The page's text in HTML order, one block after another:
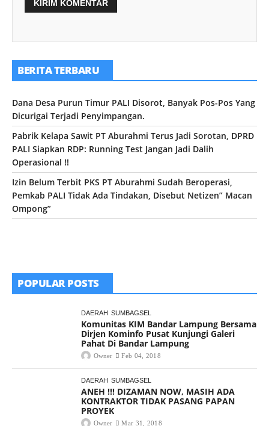
BERITA TERBARU
Dana Desa Purun Timur PALI Disorot, Banyak Pos-Pos Yang
Dicurigai Terjadi Penyimpangan.
Pabrik Kelapa Sawit PT Aburahmi Terus Jadi Sorotan, DPRD
PALI Siapkan RDP: Running Test Jangan Jadi Dalih
Operasional !!
Izin Belum Terbit PKS PT Aburahmi Sudah Beroperasi,
Pemkab PALI Tidak Ada Tindakan, Disebut Netizen” Macan
Ompong”
POPULAR POSTS
DAERAH SUMBAGSEL
Komunitas KIM Bandar Lampung Bersama
Dirjen Kominfo Pusat Kunjungi Galeri
Pahat Di Bandar Lampung
Owner Feb 04, 2018
DAERAH SUMBAGSEL
ANEH !!! DIZAMAN NOW, MASIH ADA
KONTRAKTOR TIDAK PASANG PAPAN
PROYEK
Owner Mar 31, 2018